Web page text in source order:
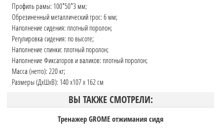
Профиль рамы: 100*50*3 мм;
Обрезиненный металлический трос: 6 мм;
Наполнение сидения: плотный поролон;
Регулировка сидения: по высоте;
Наполнение спинки: плотный поролон;
Наполнение Фиксаторов и валиков: плотный поролон;
Масса (нетто): 220 кг;
Размеры (ДхШхВ): 140 x107 x 162 см
ВЫ ТАКЖЕ СМОТРЕЛИ:
Тренажер GROME отжимания сидя